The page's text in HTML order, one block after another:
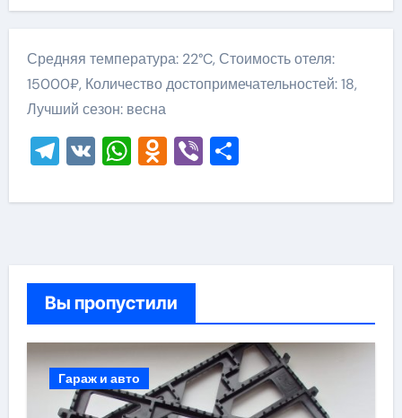
Средняя температура: 22°C, Стоимость отеля:
15000₽, Количество достопримечательностей: 18,
Лучший сезон: весна
Telegram
VKWhatsApp
Odnoklassniki
ViberОтправить
Вы пропустили
Гараж и авто